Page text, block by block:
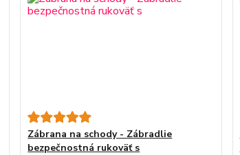
Zábrana na schody - Zábradlie
bezpečnostná rukoväť s